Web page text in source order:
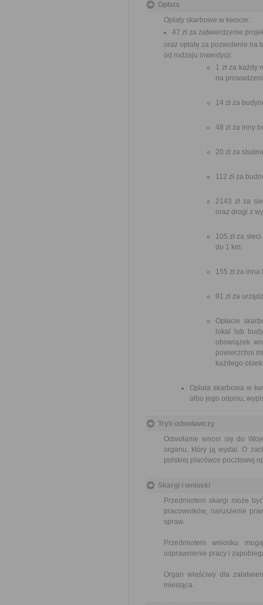
Opłata
Opłaty skarbowe w kwocie:
47 zł za zatwierdzenie
oraz opłatę za pozwolenie
od rodzaju inwestycji:
1 zł za każdy
na
14 zł za
48 zł za inny
20 zł za
112 zł za
2143 zł za
oraz drogi z
105 zł za
do 1 km.
155 zł za
91 zł za
Opłacie
lokal lub
obowiązek
powierzchni
każdego
Opłata skarbowa w
albo jego odpisu,
Tryb odwoławczy
Odwołanie wnosi się do
organu, który ją wydał. O
polskiej placówce pocztowej
Skargi i wnioski
Przedmiotem skargi może
pracowników, naruszenie
spraw.
Przedmiotem wniosku
usprawnienie pracy i
Organ właściwy dla
miesiąca.